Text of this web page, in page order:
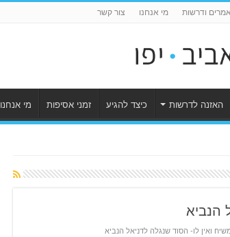
ודרשות מי אנחנו צור קשר
האזנה לדרשות כיצד להגיע זמני אסיפות מי אנחנו
הנביא
ואין לו- הסוד שנגלה לדניאל הנביא